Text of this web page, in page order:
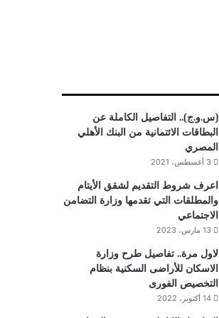
(س.و.ج).. التفاصيل الكاملة عن
البطاقات الائتمانية من البنك الأهلي
المصري
3 أغسطس، 2021
اعرف شروط التقديم لشقق الأيتام
والمطلقات التي تقدمها وزارة التضامن
الاجتماعي
13 مارس، 2023
لاول مرة.. تفاصيل طرح وزارة
الاسكان للأراضى السكنية بنظام
التخصيص الفورى
14 أكتوبر، 2022